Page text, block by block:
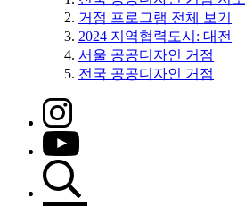
거점 프로그램 전체 보기
2024 지역협력도시: 대전
서울 공공디자인 거점
전국 공공디자인 거점